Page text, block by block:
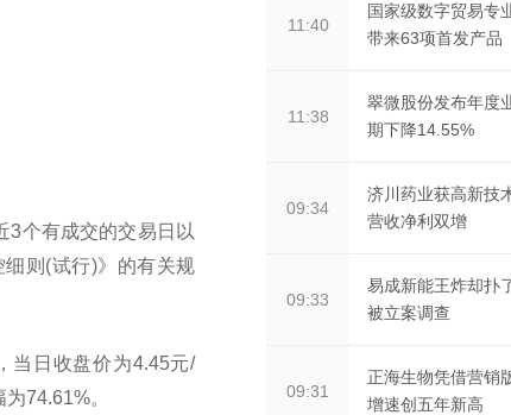
3个有成交的交易日以
则(试行)》的有关规
当日收盘价为4.45元/
74.61%。
11:40
国家级数字贸易专
带来63项首发产品
11:38
翠微股份发布年度
期下降14.55%
09:34
济川药业获高新技
营收净利双增
09:33
易成新能王炸却扑
被立案调查
09:31
正海生物凭借营销
增速创五年新高